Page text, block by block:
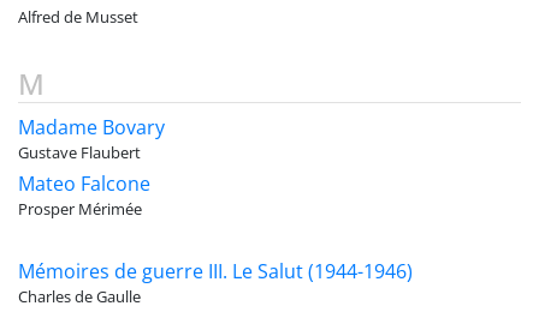
Alfred de Musset
M
Madame Bovary
Gustave Flaubert
Mateo Falcone
Prosper Mérimée
Mémoires de guerre III. Le Salut (1944-1946)
Charles de Gaulle